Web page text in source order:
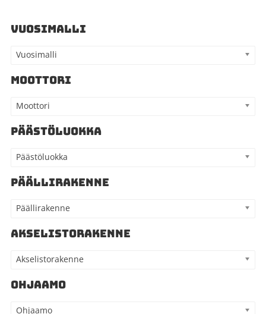
VUOSIMALLI
Vuosimalli
MOOTTORI
Moottori
PÄÄSTÖLUOKKA
Päästöluokka
PÄÄLLIRAKENNE
Päällirakenne
AKSELISTORAKENNE
Akselistorakenne
OHJAAMO
Ohjaamo